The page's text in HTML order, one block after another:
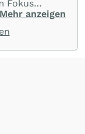
Fokus
und
sind kurz,
Mehr anzeigen